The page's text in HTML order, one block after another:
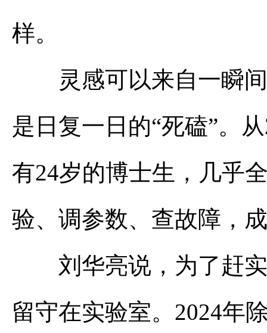
样。
灵感可以来自一瞬间
是日复一日的“死磕”。
有24岁的博士生，几乎
验、调参数、查故障，
刘华亮说，为了赶实
留守在实验室。2024年